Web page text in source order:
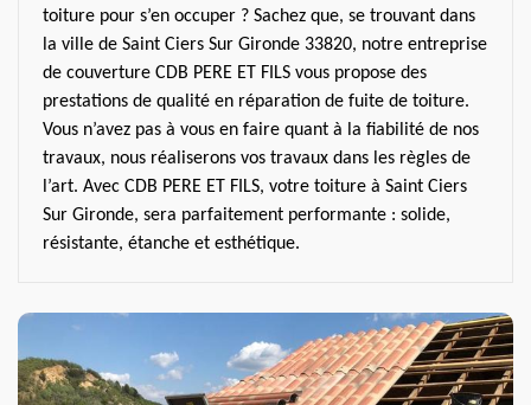
toiture pour s’en occuper ? Sachez que, se trouvant dans
la ville de Saint Ciers Sur Gironde 33820, notre entreprise
de couverture CDB PERE ET FILS vous propose des
prestations de qualité en réparation de fuite de toiture.
Vous n’avez pas à vous en faire quant à la fiabilité de nos
travaux, nous réaliserons vos travaux dans les règles de
l’art. Avec CDB PERE ET FILS, votre toiture à Saint Ciers
Sur Gironde, sera parfaitement performante : solide,
résistante, étanche et esthétique.